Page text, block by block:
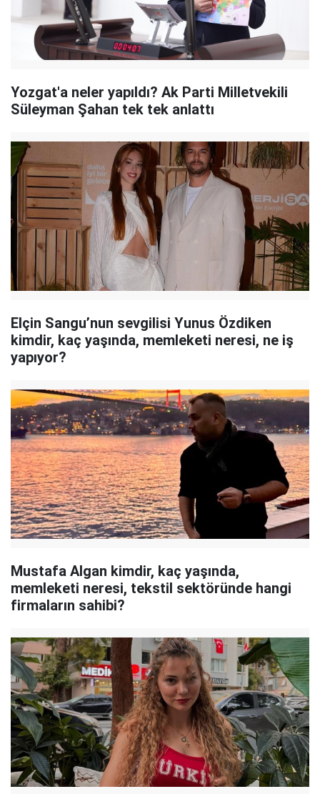
Yozgat'a neler yapıldı? Ak Parti Milletvekili
Süleyman Şahan tek tek anlattı
Elçin Sangu’nun sevgilisi Yunus Özdiken
kimdir, kaç yaşında, memleketi neresi, ne iş
yapıyor?
Mustafa Algan kimdir, kaç yaşında,
memleketi neresi, tekstil sektöründe hangi
firmaların sahibi?